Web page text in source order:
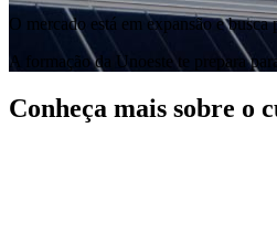
O mercado está em expansão e
A formação da Unoeste te prepara
Conheça mais sobre o